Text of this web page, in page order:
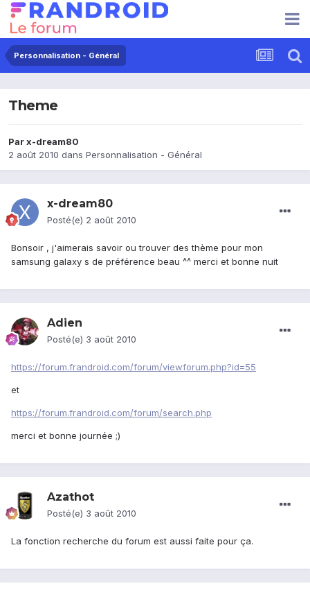
Personnalisation - Général
Theme
Parx-dream80
2 août 2010 dans Personnalisation - Général
x-dream80
Posté(e) 2 août 2010
Bonsoir , j'aimerais savoir ou trouver des thème pour mon
samsung galaxy s de préférence beau ^^ merci et bonne nuit
Adien
Posté(e) 3 août 2010
https://forum.frandroid.com/forum/viewforum.php?id=55
et
https://forum.frandroid.com/forum/search.php
merci et bonne journée ;)
Azathot
Posté(e) 3 août 2010
La fonction recherche du forum est aussi faite pour ça.